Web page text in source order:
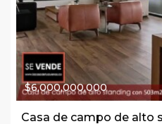
$6,000,000,000